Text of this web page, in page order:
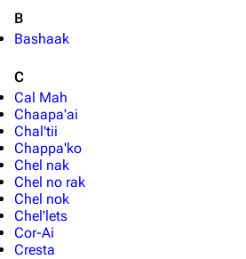
B
Bashaak
C
Cal Mah
Chaapa'ai
Chal'tii
Chappa'ko
Chel nak
Chel no rak
Chel nok
Chel'lets
Cor-Ai
Cresta